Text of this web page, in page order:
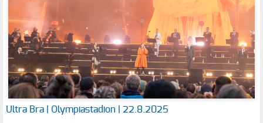
Ultra Bra | Olympiastadion | 22.8.2025